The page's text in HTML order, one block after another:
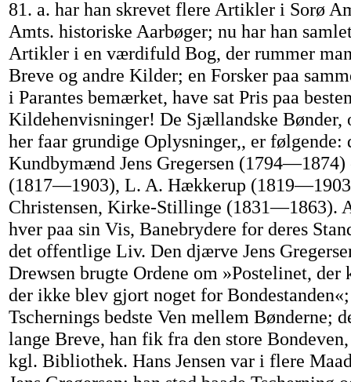
81. a. har han skrevet flere Artikler i Sorø
Amts. historiske Aarbøger; nu har han
Artikler i en værdifuld Bog, der rummer
Breve og andre Kilder; en Forsker paa
i Parantes bemærket, have sat Pris paa
Kildehenvisninger! De Sjællandske Bønder,
her faar grundige Oplysninger,, er følgende:
Kundbymænd Jens Gregersen (1794—1874)
(1817—1903), L. A. Hækkerup
Christensen, Kirke-Stillinge (1831—1863).
hver paa sin Vis, Banebrydere for deres
det offentlige Liv. Den djærve Jens
Drewsen brugte Ordene om »Postelinet, der
der ikke blev gjort noget for
Tschernings bedste Ven mellem Bønderne;
lange Breve, han fik fra den store
kgl. Bibliothek. Hans Jensen var i flere